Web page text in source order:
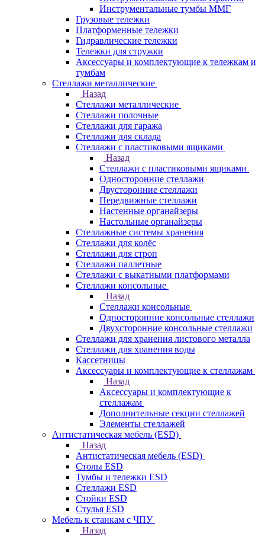
Инструментальные тумбы ММГ
Грузовые тележки
Платформенные тележки
Гидравлические тележки
Тележки для стружки
Аксесcуары и комплектующие к тележкам и
тумбам
Стеллажи металлические
Назад
Стеллажи металлические
Стеллажи полочные
Стеллажи для гаража
Стеллажи для склада
Стеллажи с пластиковыми ящиками
Назад
Стеллажи с пластиковыми ящиками
Односторонние стеллажи
Двусторонние стеллажи
Передвижные стеллажи
Настенные органайзеры
Настольные органайзеры
Стеллажные системы хранения
Стеллажи для колёс
Стеллажи для строп
Стеллажи паллетные
Стеллажи с выкатными платформами
Стеллажи консольные
Назад
Стеллажи консольные
Односторонние консольные стеллажи
Двухсторонние консольные стеллажи
Стеллажи для хранения листового металла
Стеллажи для хранения воды
Кассетницы
Аксесcуары и комплектующие к стеллажам
Назад
Аксесcуары и комплектующие к
стеллажам
Дополнительные секции стеллажей
Элементы стеллажей
Антистатическая мебель (ESD)
Назад
Антистатическая мебель (ESD)
Столы ESD
Тумбы и тележки ESD
Стеллажи ESD
Стойки ESD
Стулья ESD
Мебель к станкам с ЧПУ
Назад